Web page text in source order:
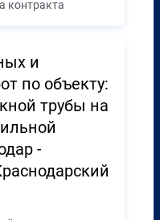
контракта
и
по объекту:
трубы на
-